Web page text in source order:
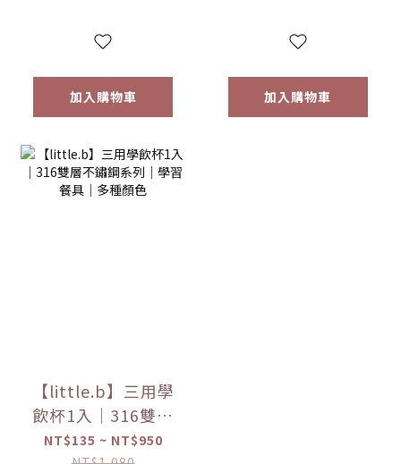
加入購物車
代
加入購物車
【little.b】三用學
飲杯1入｜316雙層
不鏽鋼系列｜學習
NT$135 ~ NT$950